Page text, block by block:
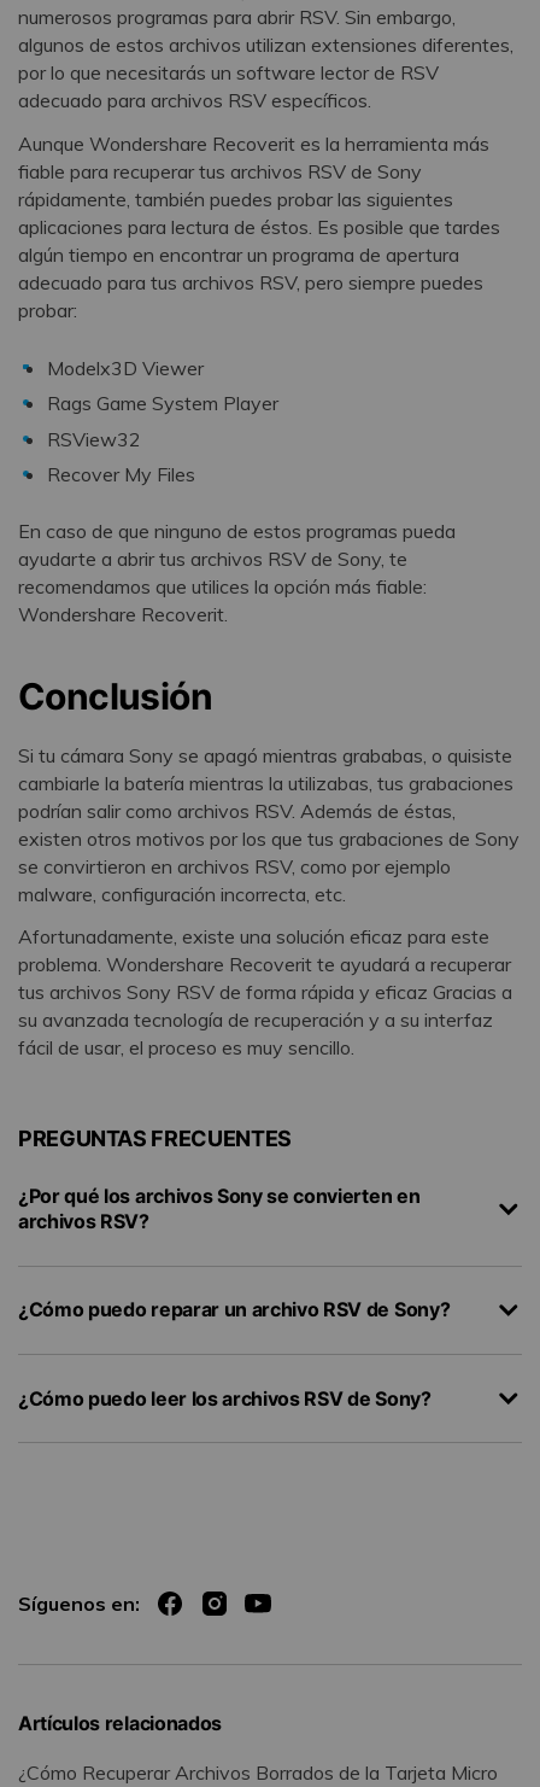
numerosos programas para abrir RSV. Sin embargo,
algunos de estos archivos utilizan extensiones diferentes,
por lo que necesitarás un software lector de RSV
adecuado para archivos RSV específicos.
Aunque Wondershare Recoverit es la herramienta más
fiable para recuperar tus archivos RSV de Sony
rápidamente, también puedes probar las siguientes
aplicaciones para lectura de éstos. Es posible que tardes
algún tiempo en encontrar un programa de apertura
adecuado para tus archivos RSV, pero siempre puedes
probar:
Modelx3D Viewer
Rags Game System Player
RSView32
Recover My Files
En caso de que ninguno de estos programas pueda
ayudarte a abrir tus archivos RSV de Sony, te
recomendamos que utilices la opción más fiable:
Wondershare Recoverit.
Conclusión
Si tu cámara Sony se apagó mientras grababas, o quisiste
cambiarle la batería mientras la utilizabas, tus grabaciones
podrían salir como archivos RSV. Además de éstas,
existen otros motivos por los que tus grabaciones de Sony
se convirtieron en archivos RSV, como por ejemplo
malware, configuración incorrecta, etc.
Afortunadamente, existe una solución eficaz para este
problema. Wondershare Recoverit te ayudará a recuperar
tus archivos Sony RSV de forma rápida y eficaz Gracias a
su avanzada tecnología de recuperación y a su interfaz
fácil de usar, el proceso es muy sencillo.
PREGUNTAS FRECUENTES
¿Por qué los archivos Sony se convierten en
archivos RSV?
¿Cómo puedo reparar un archivo RSV de Sony?
¿Cómo puedo leer los archivos RSV de Sony?
Síguenos en:
Artículos relacionados
¿Cómo Recuperar Archivos Borrados de la Tarjeta Micro